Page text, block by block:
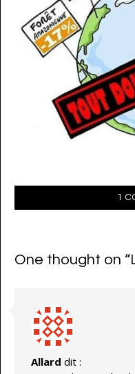
1
One thought on “
Allard dit :